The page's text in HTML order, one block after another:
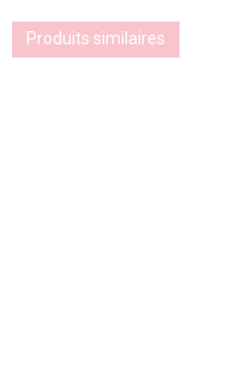
Produits similaires